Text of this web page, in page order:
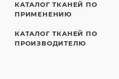
КАТАЛОГ ТКАНЕЙ ПО
ПРИМЕНЕНИЮ
КАТАЛОГ ТКАНЕЙ ПО
ПРОИЗВОДИТЕЛЮ